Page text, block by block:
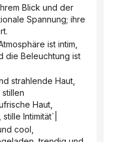
Spannung; ihre
die Beleuchtung ist
Haut,
Intimität`|